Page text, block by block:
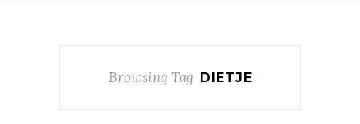
Browsing Tag DIETJE